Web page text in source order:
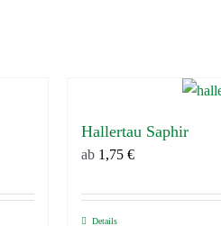
Hallertau Saphir
ab 1,75€
Details